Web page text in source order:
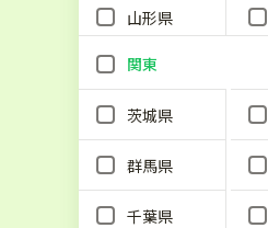
山形県
関東
茨城県
群馬県
千葉県